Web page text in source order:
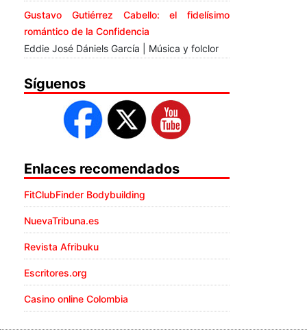
Gustavo Gutiérrez Cabello: el fidelísimo
romántico de la Confidencia
Eddie José Dániels García | Música y folclor
Síguenos
Enlaces recomendados
FitClubFinder Bodybuilding
NuevaTribuna.es
Revista Afribuku
Escritores.org
Casino online Colombia